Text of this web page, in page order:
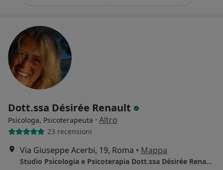
Dott.ssa Désirée Renault
Psicologa, Psicoterapeuta · Altro
23 recensioni
Via Giuseppe Acerbi, 19, Roma • Mappa
Studio Psicologia e Psicoterapia Dott.ssa Désirée Renault - tariffa definibile in base al tipo di prestazione